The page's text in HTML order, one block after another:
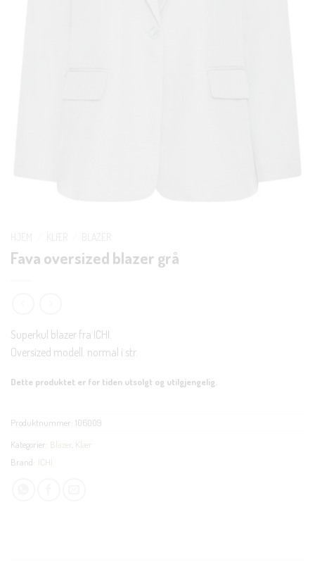
Fava oversized blazer grå
Superkul blazer fra ICHI.
Oversized modell. normal i str.
Dette produktet er for tiden utsolgt og utilgjengelig.
Produktnummer: 106009
Kategorier: Blazer Klær
Brand: ICHI